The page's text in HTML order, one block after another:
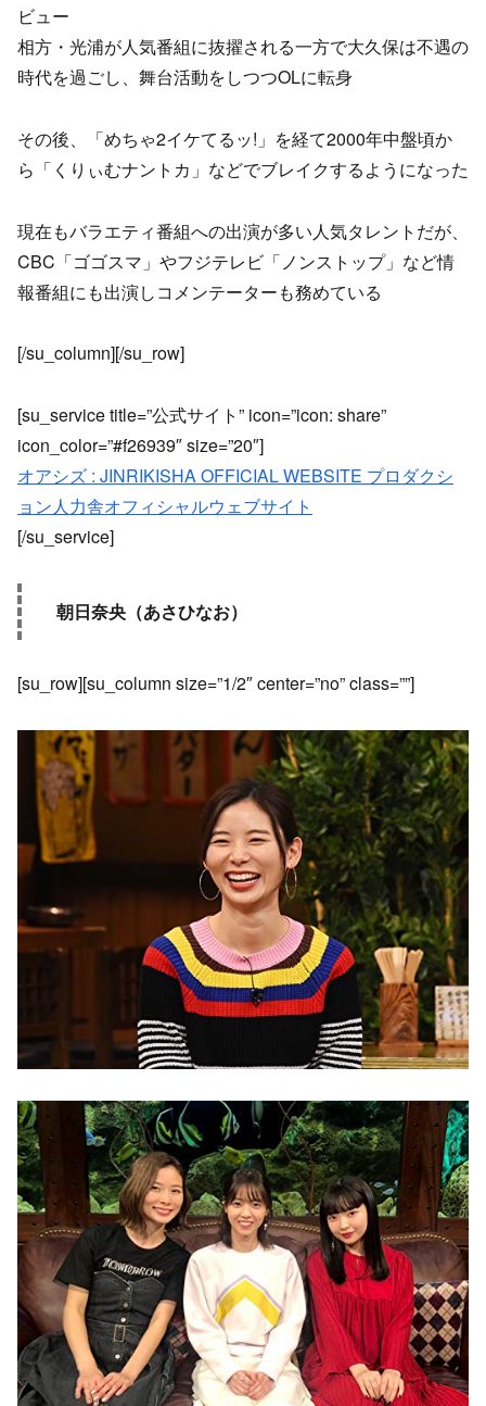
ビュー
相方・光浦が人気番組に抜擢される一方で大久保は不遇の
時代を過ごし、舞台活動をしつつOLに転身
その後、「めちゃ2イケてるッ!」を経て2000年中盤頃か
ら「くりぃむナントカ」などでブレイクするようになった
現在もバラエティ番組への出演が多い人気タレントだが、
CBC「ゴゴスマ」やフジテレビ「ノンストップ」など情
報番組にも出演しコメンテーターも務めている
[/su_column][/su_row]
[su_service title=”公式サイト” icon=”icon: share”
icon_color=”#f26939″ size=”20″]
オアシズ : JINRIKISHA OFFICIAL WEBSITE プロダクシ
ョン人力舎オフィシャルウェブサイト
[/su_service]
朝日奈央（あさひなお）
[su_row][su_column size=”1/2″ center=”no” class=””]